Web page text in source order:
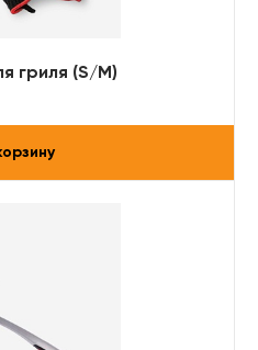
гриля (S/M)